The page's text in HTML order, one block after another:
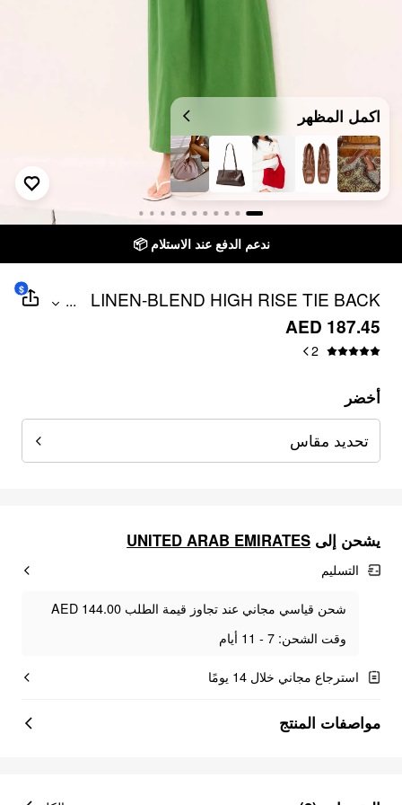
اكمل المظهر
ندعم الدفع عند الاستلام 📦
LINEN-BLEND HIGH RISE TIE BACK
FLARED MAXI DRESS
...
AED 187.45
2
$
أخضر
تحديد مقاس
يشحن إلى UNITED ARAB EMIRATES
التسليم
شحن قياسي مجاني عند تجاوز قيمة الطلب AED 144.00
وقت الشحن: 7 - 11 أيام
استرجاع مجاني خلال 14 يومًا
مواصفات المنتج